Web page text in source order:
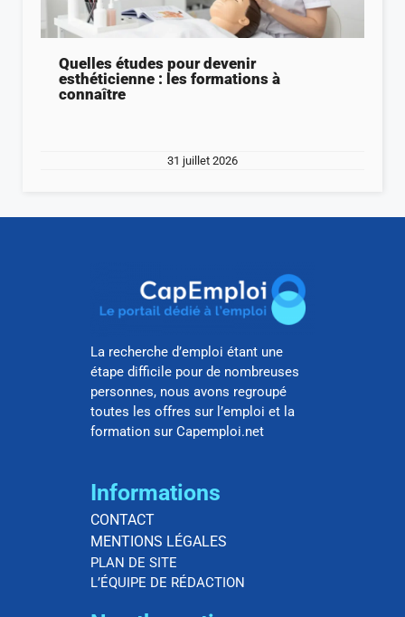
Quelles études pour devenir
esthéticienne : les formations à
connaître
31 juillet 2026
La recherche d’emploi étant une
étape difficile pour de nombreuses
personnes, nous avons regroupé
toutes les offres sur l’emploi et la
formation sur Capemploi.net
Informations
CONTACT
MENTIONS LÉGALES
PLAN DE SITE
L’ÉQUIPE DE RÉDACTION